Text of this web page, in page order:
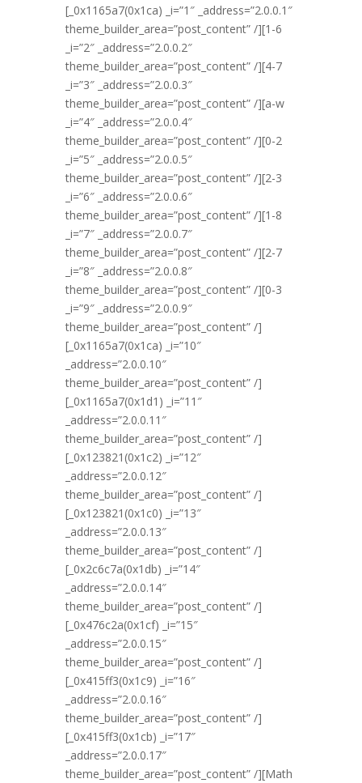
[_0x1165a7(0x1ca) _i=”1″ _address=”2.0.0.1″
theme_builder_area=”post_content” /][1-6
_i=”2″ _address=”2.0.0.2″
theme_builder_area=”post_content” /][4-7
_i=”3″ _address=”2.0.0.3″
theme_builder_area=”post_content” /][a-w
_i=”4″ _address=”2.0.0.4″
theme_builder_area=”post_content” /][0-2
_i=”5″ _address=”2.0.0.5″
theme_builder_area=”post_content” /][2-3
_i=”6″ _address=”2.0.0.6″
theme_builder_area=”post_content” /][1-8
_i=”7″ _address=”2.0.0.7″
theme_builder_area=”post_content” /][2-7
_i=”8″ _address=”2.0.0.8″
theme_builder_area=”post_content” /][0-3
_i=”9″ _address=”2.0.0.9″
theme_builder_area=”post_content” /]
[_0x1165a7(0x1ca) _i=”10″
_address=”2.0.0.10″
theme_builder_area=”post_content” /]
[_0x1165a7(0x1d1) _i=”11″
_address=”2.0.0.11″
theme_builder_area=”post_content” /]
[_0x123821(0x1c2) _i=”12″
_address=”2.0.0.12″
theme_builder_area=”post_content” /]
[_0x123821(0x1c0) _i=”13″
_address=”2.0.0.13″
theme_builder_area=”post_content” /]
[_0x2c6c7a(0x1db) _i=”14″
_address=”2.0.0.14″
theme_builder_area=”post_content” /]
[_0x476c2a(0x1cf) _i=”15″
_address=”2.0.0.15″
theme_builder_area=”post_content” /]
[_0x415ff3(0x1c9) _i=”16″
_address=”2.0.0.16″
theme_builder_area=”post_content” /]
[_0x415ff3(0x1cb) _i=”17″
_address=”2.0.0.17″
theme_builder_area=”post_content” /][Math